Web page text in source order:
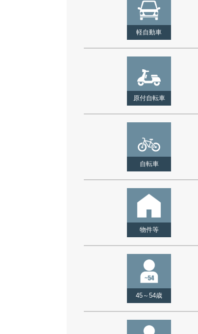
軽自動車
原付自転車
自転車
物件等
45～54歳